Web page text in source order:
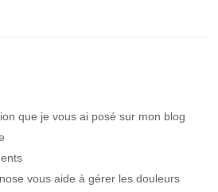
que je vous ai posé sur mon blog
vous aide à gérer les douleurs